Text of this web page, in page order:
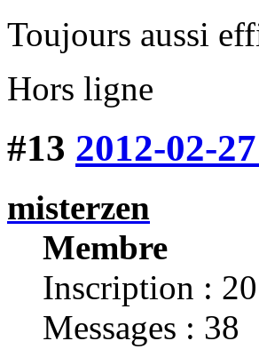
Toujours aussi
Hors ligne
#13 2012-02-
misterzen
Membre
Inscription :
Messages : 38